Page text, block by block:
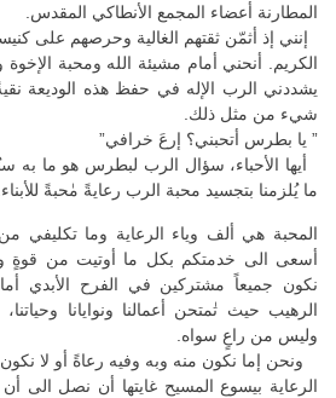
المطارنة أعضاء المجمع الأنطاكي المقدس.
إنني إذ أثمّن ثقتهم الغالية وحرصهم على
الكريم. أنحني أمام مشيئة الله ومحبة
يشددني الرب الإله في حفظ هذه الوديعة
شيء من مثل ذلك.
” يا بطرس أتحبني؟ إرعَ خرافي”
أيها الأحباء، سؤال الرب لبطرس هو ما به
ما يُلزمنا بتجسيد محبة الرب رعايةً مٰحبةً
المحبة هي ألف وياء الرعاية وما تكليفي
أسعى الى خدمتكم بكل ما أوتيت من قوةٍ
نكون جميعاً مشتركين في الفرح الأبدي
الرهيب حيث تٰمتحن أعمالنا ونوايانا
وليس من راعٍ سواه.
ونحن إما نكون منه وبه وفيه رعاةً أو لا
الرعاية بيسوع المسيح غايتها أن نصل الى أن